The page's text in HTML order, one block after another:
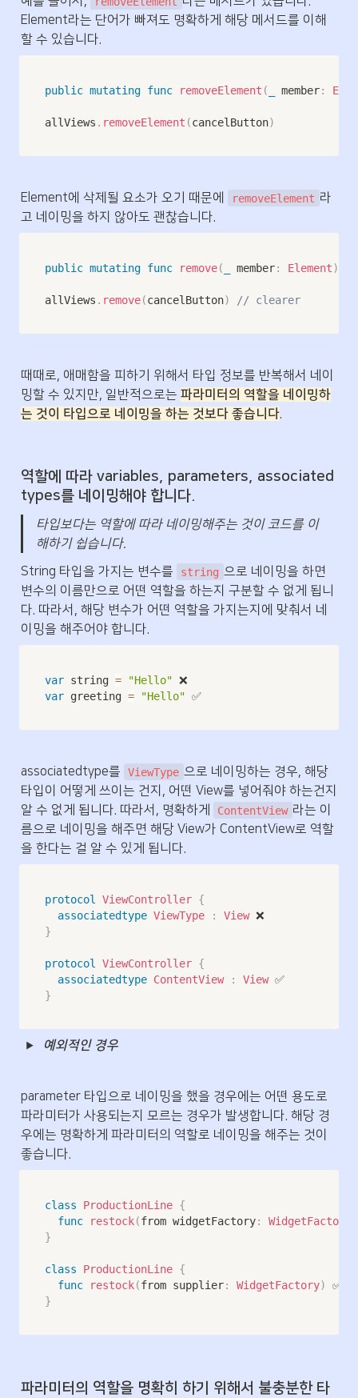
Element라는 단어가 빠져도 명확하게 해당 메서드를 이해
할 수 있습니다.
public mutating func removeElement ( member:
allViews . removeElement (cancelButton)
Element에 삭제될 요소가 오기 때문에 removeElement 라
고 네이밍을 하지 않아도 괜찮습니다.
public mutating func remove( member: Element)
allViews . remove(cancelButton) // clearer
때때로, 애매함을 피하기 위해서 타입 정보를 반복해서 네이
밍할 수 있지만, 일반적으로는 파라미터의 역할을 네이밍하
는 것이 타입으로 네이밍을 하는 것보다 좋습니다.
역할에 따라 variables, parameters, associated
types를 네이밍해야 합니다.
타입보다는 역할에 따라 네이밍해주는 것이 코드를 이
해하기 쉽습니다.
String 타입을 가지는 변수를
string 으로 네이밍을 하면
변수의 이름만으로 어떤 역할을 하는지 구분할 수 없게 됩니
다. 따라서, 해당 변수가 어떤 역할을 가지는지에 맞춰서 네
이밍을 해주어야 합니다.
var string = "Hello"
var greeting = "Hello" ✅
associatedtype를 ViewType 으로 네이밍하는 경우, 해당
타입이 어떻게 쓰이는 건지, 어떤 View를 넣어줘야 하는건지
알 수 없게 됩니다. 따라서, 명확하게
ContentView 라는 이
름으로 네이밍을 해주면 해당 View가 ContentView로 역할
을 한다는 걸 알 수 있게 됩니다.
protocol ViewController {
associatedtype ViewType : View
}
protocol ViewController {
associatedtype ContentView : View
}
예외적인 경우
parameter 타입으로 네이밍을 했을 경우에는 어떤 용도로
파라미터가 사용되는지 모르는 경우가 발생합니다. 해당 경
우에는 명확하게 파라미터의 역할로 네이밍을 해주는 것이
좋습니다.
class ProductionLine {
func
restock(from widgetFactory: WidgetFactory
}
class ProductionLine {
func
restock(from supplier: WidgetFactory)
}
파라미터의 역할을 명확히 하기 위해서 불충분한 타